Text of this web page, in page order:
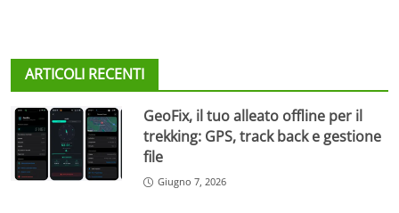
ARTICOLI RECENTI
GeoFix, il tuo alleato offline per il
trekking: GPS, track back e gestione
file
Giugno 7, 2026